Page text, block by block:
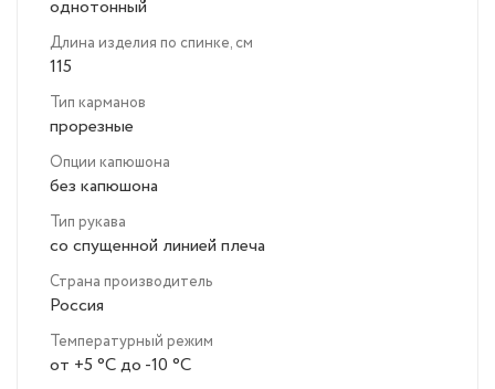
однотонный
Длина изделия по спинке, см
115
Тип карманов
прорезные
Опции капюшона
без капюшона
Тип рукава
со спущенной линией плеча
Страна производитель
Россия
Температурный режим
от +5 °C до -10 °C